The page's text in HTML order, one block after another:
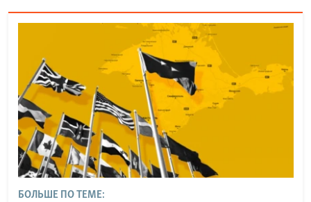
БОЛЬШЕ ПО ТЕМЕ: